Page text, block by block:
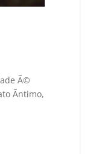
Ã©
Ã­ntimo,